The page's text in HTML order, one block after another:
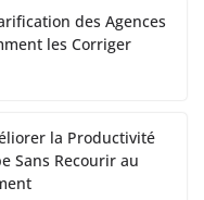
des Agences
les Corriger
la Productivité
Sans Recourir au